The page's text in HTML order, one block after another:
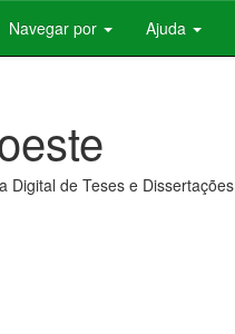
Navegar por Ajuda
Digital de Teses e Dissertações